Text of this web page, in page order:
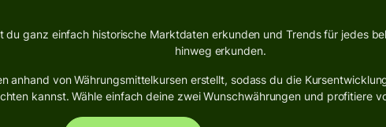
du ganz einfach historische Marktdaten erkunden und Trends für jedes
hinweg erkunden.
anhand von Währungsmittelkursen erstellt, sodass du die
kannst. Wähle einfach deine zwei Wunschwährungen und profitiere